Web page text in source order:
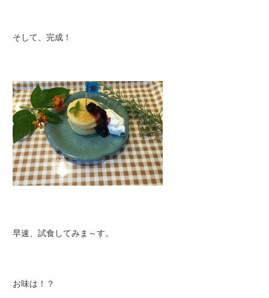
そして、完成！
早速、試食してみま～す。
お味は！？